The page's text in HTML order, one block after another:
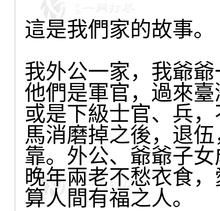
這是我們家的故事。
我外公一家，我爺
他們是軍官，過來
或是下級士官、兵
馬消磨掉之後，退
靠。外公、爺爺子
晚年兩老不愁衣食
算人間有福之人。